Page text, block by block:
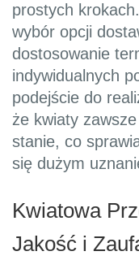
prostych
wybór opcji
dostosowanie
indywidualnych
podejście do
że kwiaty
stanie, co
się dużym
Kwiatowa
Jakość i